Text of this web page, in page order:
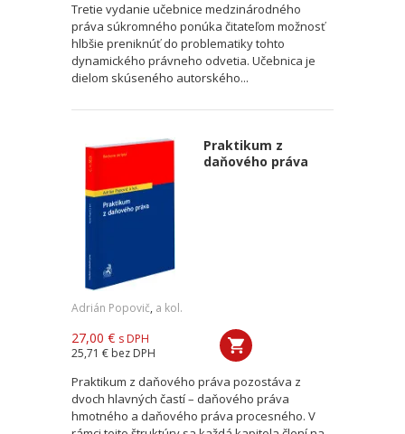
Tretie vydanie učebnice medzinárodného
práva súkromného ponúka čitateľom možnosť
hlbšie preniknúť do problematiky tohto
dynamického právneho odvetia. Učebnica je
dielom skúseného autorského...
Praktikum z
daňového práva
Adrián Popovič, a kol.
27,00 € s DPH
25,71 € bez DPH
Praktikum z daňového práva pozostáva z
dvoch hlavných častí – daňového práva
hmotného a daňového práva procesného. V